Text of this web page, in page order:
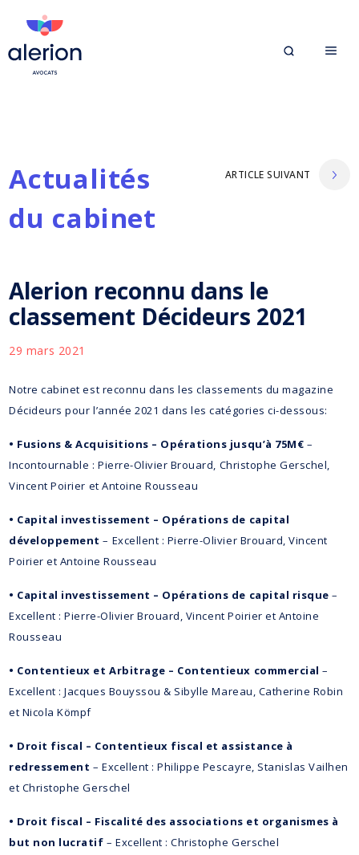
Actualités
du cabinet
ARTICLE SUIVANT
Alerion reconnu dans le
classement Décideurs 2021
29 mars 2021
Notre cabinet est reconnu dans les classements du magazine
Décideurs pour l’année 2021 dans les catégories ci-dessous:
• Fusions & Acquisitions – Opérations jusqu’à 75M€ –
Incontournable : Pierre-Olivier Brouard, Christophe Gerschel,
Vincent Poirier et Antoine Rousseau
• Capital investissement – Opérations de capital
développement – Excellent : Pierre-Olivier Brouard, Vincent
Poirier et Antoine Rousseau
• Capital investissement – Opérations de capital risque –
Excellent : Pierre-Olivier Brouard, Vincent Poirier et Antoine
Rousseau
• Contentieux et Arbitrage – Contentieux commercial –
Excellent : Jacques Bouyssou & Sibylle Mareau, Catherine Robin
et Nicola Kömpf
• Droit fiscal – Contentieux fiscal et assistance à
redressement – Excellent : Philippe Pescayre, Stanislas Vailhen
et Christophe Gerschel
• Droit fiscal – Fiscalité des associations et organismes à
but non lucratif – Excellent : Christophe Gerschel